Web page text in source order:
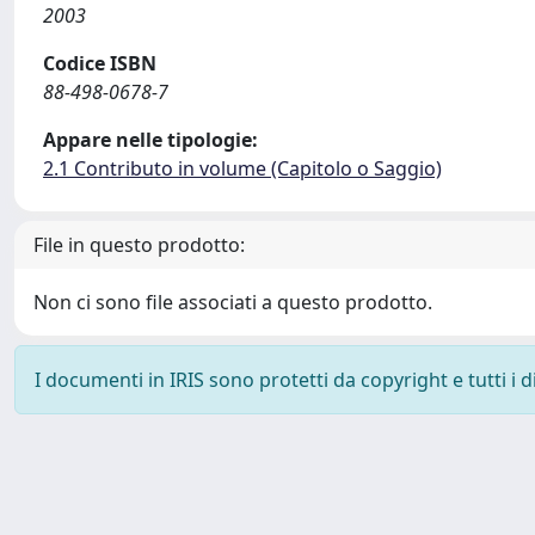
2003
Codice ISBN
88-498-0678-7
Appare nelle tipologie:
2.1 Contributo in volume (Capitolo o Saggio)
File in questo prodotto:
Non ci sono file associati a questo prodotto.
I documenti in IRIS sono protetti da copyright e tutti i